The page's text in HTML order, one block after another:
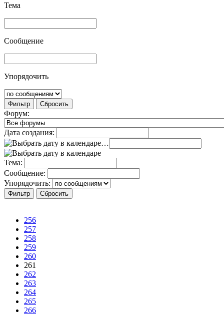
Тема
Сообщение
Упорядочить
Фильтр Сбросить
Форум:
Дата создания:
…
Тема:
Сообщение:
Упорядочить:
256
257
258
259
260
261
262
263
264
265
266